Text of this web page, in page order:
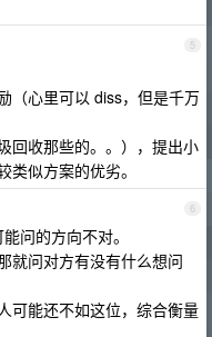
5
（心里可以 diss，但是千万
回收那些的。。），提出小
似方案的优劣。
6
问的方向不对。
就问对方有没有什么想问
可能还不如这位，综合衡量